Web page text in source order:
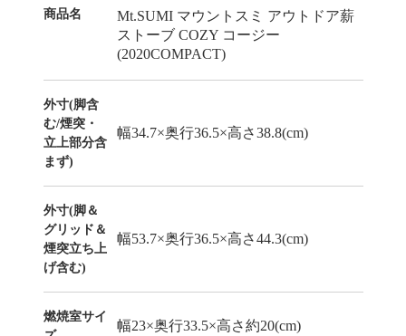
商品名
Mt.SUMI マウントスミ アウトドア薪
ストーブ COZY コージー
(2020COMPACT)
外寸(脚含
む/煙突・
立上部分含
まず)
幅34.7×奥行36.5×高さ38.8(cm)
外寸(脚＆
グリッド＆
煙突立ち上
げ含む)
幅53.7×奥行36.5×高さ44.3(cm)
燃焼室サイ
幅23×奥行33.5×高さ約20(cm)